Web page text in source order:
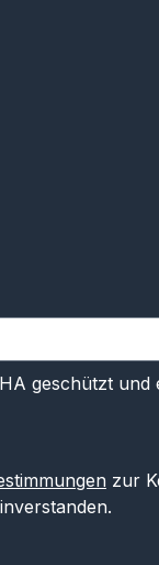
geschützt und
zur